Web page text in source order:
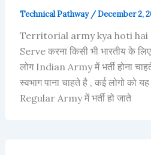
Technical Pathway /December 2,
Territorial army kya hoti hai
Serve करना किसी भी भारतीय के लिए
लोग Indian Army में भर्ती होना
स्वभाग पाना चाहते है , कई लोगो को
Regular Army में भर्ती हो जाते